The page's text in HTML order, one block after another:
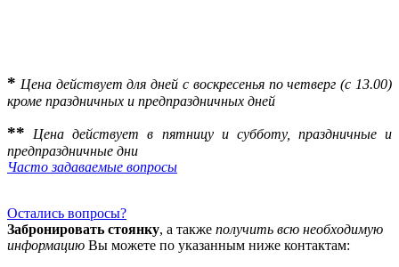
* Цена действует для дней с воскресенья по четверг (с 13.00)
кроме праздничных и предпраздничных дней
** Цена действует в пятницу и субботу, праздничные и
предпраздничные дни
Часто задаваемые вопросы
Остались вопросы?
Забронировать стоянку, а также получить всю необходимую
информацию Вы можете по указанным ниже контактам: